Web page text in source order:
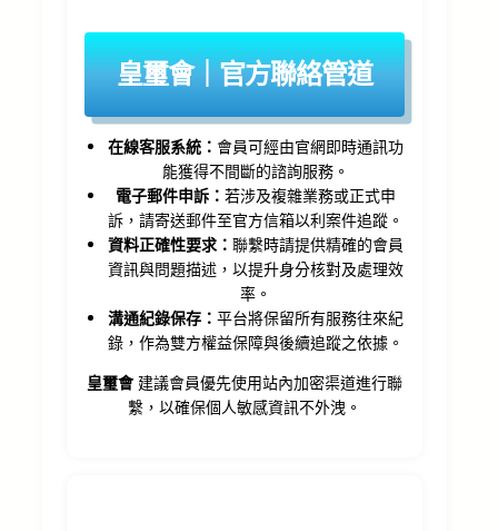
皇璽會｜官方聯絡管道
在線客服系統： 會員可經由官網即時通訊功
能獲得不間斷的諮詢服務。
電子郵件申訴： 若涉及複雜業務或正式申
訴，請寄送郵件至官方信箱以利案件追蹤。
資料正確性要求： 聯繫時請提供精確的會員
資訊與問題描述，以提升身分核對及處理效
率。
溝通紀錄保存： 平台將保留所有服務往來紀
錄，作為雙方權益保障與後續追蹤之依據。
皇璽會建議會員優先使用站內加密渠道進行聯
繫，以確保個人敏感資訊不外洩。